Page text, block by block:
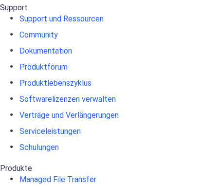
Support
Support und Ressourcen
Community
Dokumentation
Produktforum
Produktlebenszyklus
Softwarelizenzen verwalten
Verträge und Verlängerungen
Serviceleistungen
Schulungen
Produkte
Managed File Transfer